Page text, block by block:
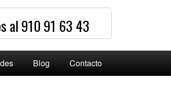
al 910 91 63 43
Blog Contacto